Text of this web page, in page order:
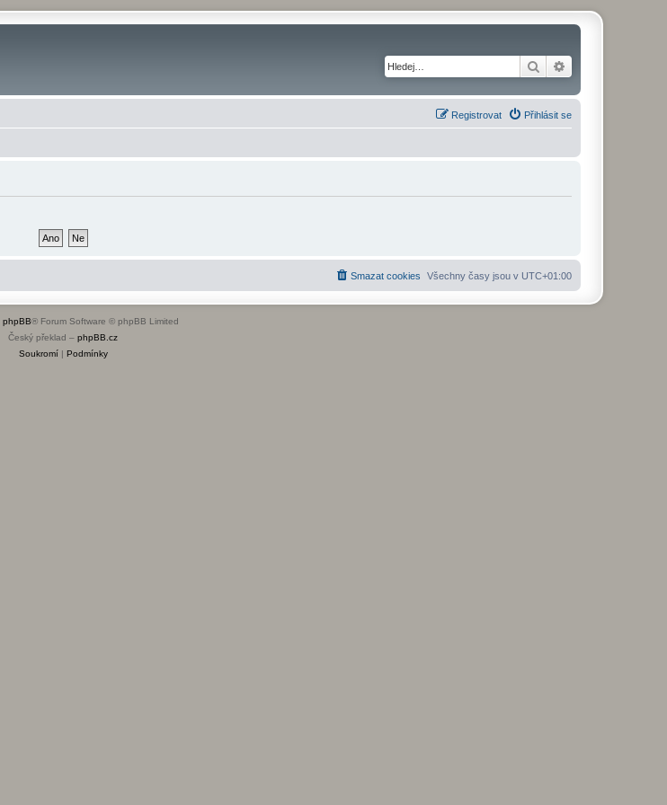
Hledat
Přihlásit se
Registrovat
Všechny časy jsou v UTC+01:00
Smazat cookies
phpBB® Forum Software © phpBB Limited
Český překlad – phpBB.cz
Soukromí| Podmínky